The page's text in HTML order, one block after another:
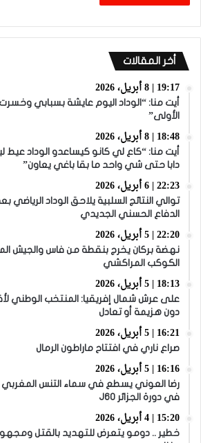
أخر المقالات
19:17 | 8 أبريل، 2026
الأولى”
18:48 | 8 أبريل، 2026
أيت منا: “كاع لي كانو كيساعدو الوداد
دابا حتى شي واحد ما بقا باغي يعاون”
22:23 | 6 أبريل، 2026
توالي النتائج السلبية يلاحق الوداد الرياضي
الدفاع الحسني الجديدي
22:20 | 5 أبريل، 2026
نهضة بركان يخرج بنقطة من فاس والجيش
الكوكب المراكشي
18:13 | 5 أبريل، 2026
دون هزيمة أو تعادل
16:21 | 5 أبريل، 2026
صراع ناري في افتتاح ماراطون الرمال
16:16 | 5 أبريل، 2026
رضا العوني يسطع في سماء التنس المغربي
في دورة الجزائر J60
15:20 | 4 أبريل، 2026
خطير .. دومو يتعرض للتهديد بالقتل